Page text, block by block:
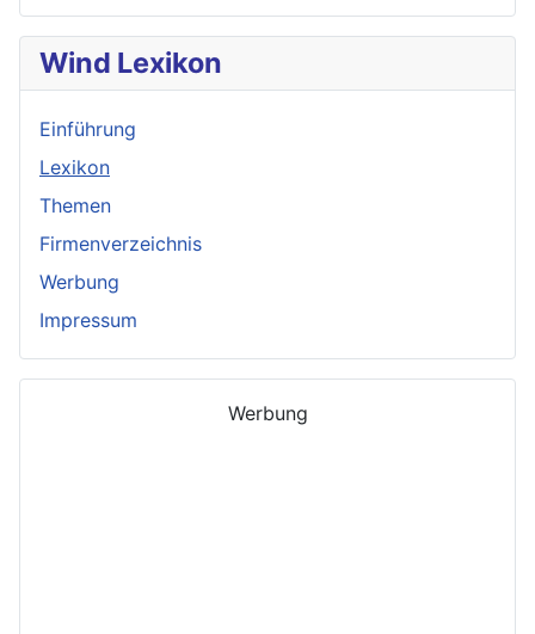
Wind Lexikon
Einführung
Lexikon
Themen
Firmenverzeichnis
Werbung
Impressum
Werbung